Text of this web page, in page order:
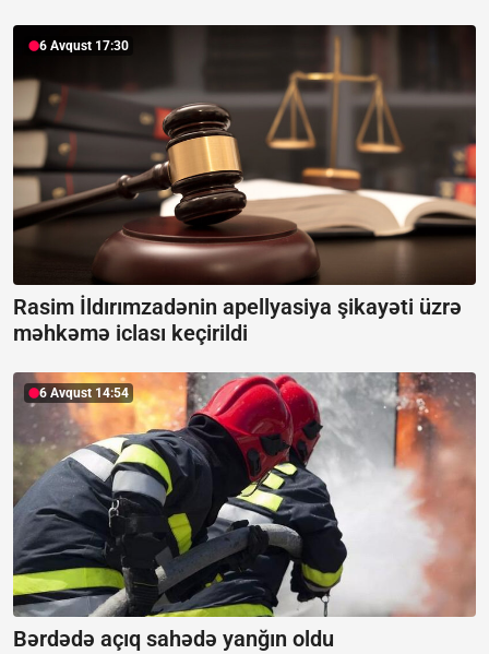
6 Avqust 17:30
Rasim İldırımzadənin apellyasiya şikayəti üzrə
məhkəmə iclası keçirildi
6 Avqust 14:54
Bərdədə açıq sahədə yanğın oldu